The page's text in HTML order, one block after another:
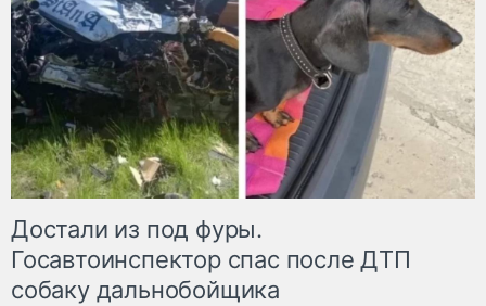
Достали из под фуры.
Госавтоинспектор спас после ДТП
собаку дальнобойщика